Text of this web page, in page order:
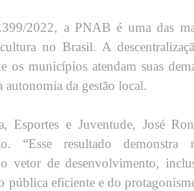
2022, a PNAB é uma das
no Brasil. A
os municípios atendam suas
autonomia da gestão local.
Esportes e Juventude, José
“Esse resultado demonstra
vetor de desenvolvimento,
pública eficiente e do